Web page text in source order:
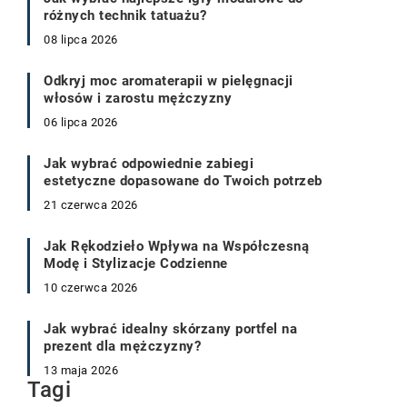
różnych technik tatuażu?
08 lipca 2026
Odkryj moc aromaterapii w pielęgnacji
włosów i zarostu mężczyzny
06 lipca 2026
Jak wybrać odpowiednie zabiegi
estetyczne dopasowane do Twoich potrzeb
21 czerwca 2026
Jak Rękodzieło Wpływa na Współczesną
Modę i Stylizacje Codzienne
10 czerwca 2026
Jak wybrać idealny skórzany portfel na
prezent dla mężczyzny?
13 maja 2026
Tagi